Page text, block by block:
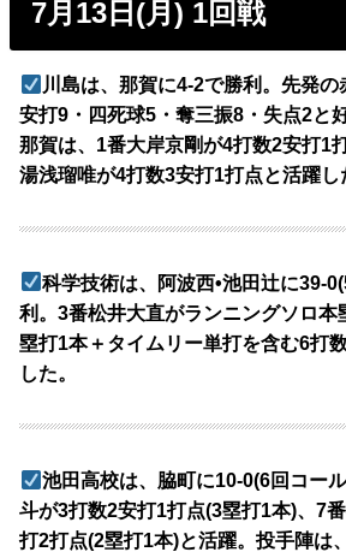
7月13日(月) 1回戦
川島は、那賀に4-2で勝利。先発
安打9・四死球5・奪三振8・失点2と
那賀は、1番大岸京剛が4打数2安打1
湯浅瑠唯が4打数3安打1打点と活躍し
科学技術は、阿波西•池田辻に39-
利。3番松井大直がランニングソロ本
塁打1本＋タイムリー単打を含む6打
した。
池田高校は、脇町に10-0(6回コー
斗が3打数2安打1打点(3塁打1本)、7
打2打点(2塁打1本)と活躍。投手陣は